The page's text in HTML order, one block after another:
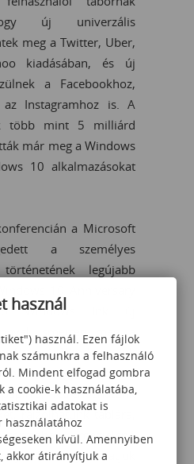
új univerzális
meg a Twitter, Uber,
kiadásában, és új
a Facebookhoz,
az Instagramhoz is. A
több mint 5 milliárd
már meg a Windows
10 alkalmazásokat
a Microsoft
a személyes
történetének legújabb
Windows Ink új
ismerteti meg a
A Windows Ink
egy eszközre,
létrehozhatunk
rajzolhatunk táblára,
megjelenő
megoszthatjuk
használ
használ. Ezen fájlok
számunkra a felhasználó
Mindent elfogad gombra
a cookie-k használatába,
adatokat is
használatához
kívül. Amennyiben
akkor átirányítjuk a